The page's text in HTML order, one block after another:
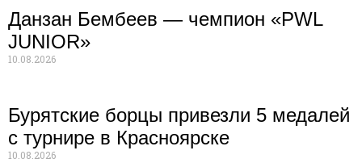
Данзан Бембеев — чемпион «PWL
JUNIOR»
10.08.2026
Бурятские борцы привезли 5 медалей
с турнире в Красноярске
10.08.2026